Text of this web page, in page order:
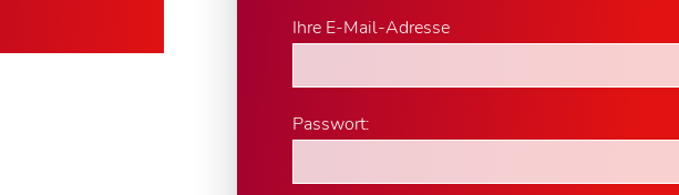
Ihre E-Mail-Adresse
Passwort: